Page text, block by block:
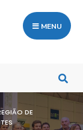
MENU
DE